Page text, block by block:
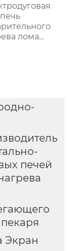
печь
лома
печей
Экран